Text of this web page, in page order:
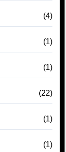
(4)
(1)
(1)
(22)
(1)
(1)